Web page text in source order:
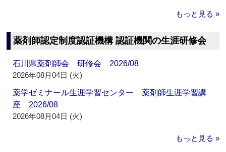
もっと見る »
薬剤師認定制度認証機構 認証機関の生涯研修会
石川県薬剤師会 研修会 2026/08
2026年08月04日 (火)
薬学ゼミナール生涯学習センター 薬剤師生涯学習講
座 2026/08
2026年08月04日 (火)
もっと見る »